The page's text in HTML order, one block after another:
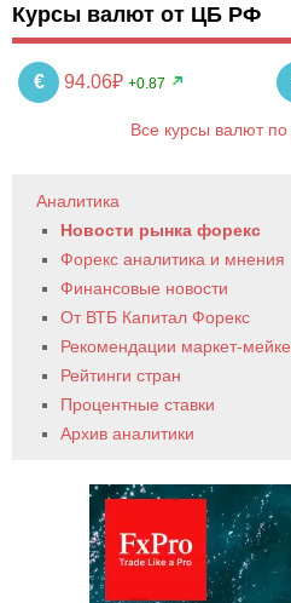
Курсы валют от ЦБ РФ
€ 94.06₽ +0.87
Все курсы валют
Аналитика
Новости рынка форекс
Форекс аналитика и мнения
Финансовые новости
От ВТБ Капитал Форекс
Рекомендации маркет-
Рейтинги стран
Процентные ставки
Архив аналитики